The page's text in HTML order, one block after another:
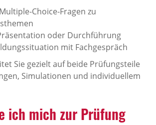
Choice-Fragen zu
oder Durchführung
mit Fachgespräch
Sie gezielt auf beide Prüfungsteile
Simulationen und individuellem
ich mich zur Prüfung